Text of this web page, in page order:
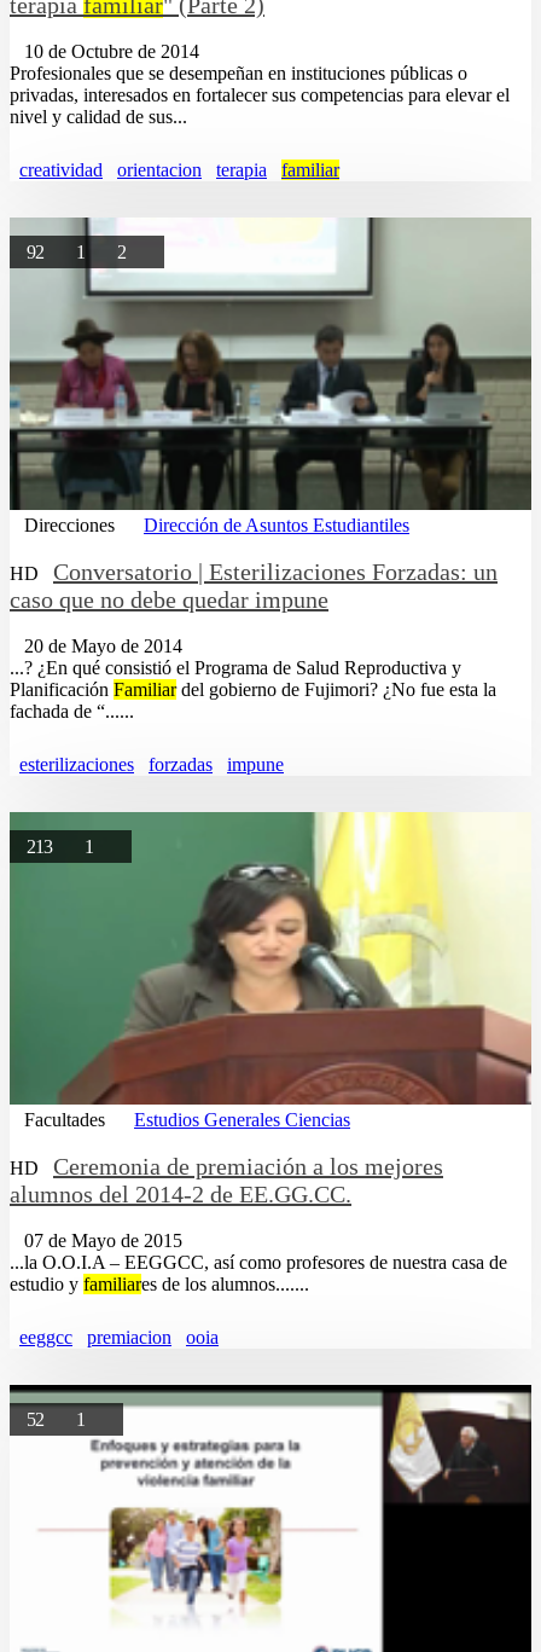
10 de Octubre de 2014
Profesionales que se desempeñan en instituciones públicas o
privadas, interesados en fortalecer sus competencias para elevar el
nivel y calidad de sus...
creatividad orientacion terapia familiar
92 1 2
Direcciones Dirección de Asuntos Estudiantiles
HD
Conversatorio | Esterilizaciones Forzadas: un
caso que no debe quedar impune
20 de Mayo de 2014
...? ¿En qué consistió el Programa de Salud Reproductiva y
Planificación Familiardel gobierno de Fujimori? ¿No fue esta la
fachada de “......
esterilizaciones forzadas impune
213 1
Facultades Estudios Generales Ciencias
HD
Ceremonia de premiación a los mejores
alumnos del 2014-2 de EE.GG.CC.
07 de Mayo de 2015
...la O.O.I.A – EEGGCC, así como profesores de nuestra casa de
estudio y familiares de los alumnos.......
eeggcc premiacion ooia
52 1